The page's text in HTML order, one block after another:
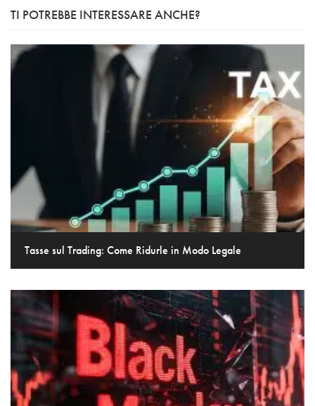
TI POTREBBE INTERESSARE ANCHE?
Tasse sul Trading: Come Ridurle in Modo Legale